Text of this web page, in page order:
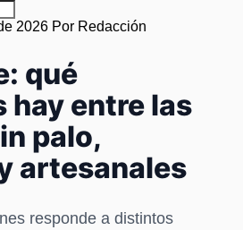
2026 Por Redacción
qué
hay entre las
palo,
artesanales
responde a distintos